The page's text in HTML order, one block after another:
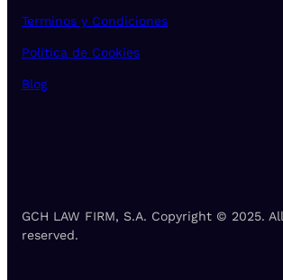
Terminos y Condiciones
Politica de Cookies
Blog
GCH LAW FIRM, S.A. Copyright © 2025.
reserved.